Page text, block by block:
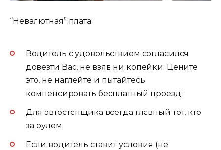
“Невалютная” плата:
Водитель с удовольствием согласился
довезти Вас, не взяв ни копейки. Цените
это, не наглейте и пытайтесь
компенсировать бесплатный проезд;
Для автостопщика всегда главный тот, кто
за рулем;
Если водитель ставит условия (не